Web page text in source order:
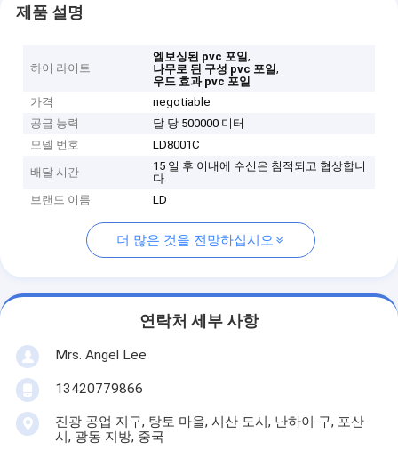
제품 설명
하이 라이트
엠보싱된 pvc 포일,
나무로 된 구성 pvc 포일,
우드 효과 pvc 포일
가격
negotiable
공급 능력
달 당 500000 미터
모델 번호
LD8001C
배달 시간
15 일 후 이내에 수신은 침적되고 협상합니
다
브랜드 이름
LD
더 많은 것을 전망하십시오
연락처 세부 사항
Mrs. Angel Lee
13420779866
진광 공업 지구, 탕토 마을, 시산 도시, 난하이 구, 포산
시, 광동 지방, 중국